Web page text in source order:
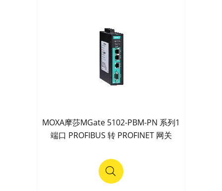
MOXA摩莎MGate 5102-PBM-PN 系列1
端口 PROFIBUS 转 PROFINET 网关